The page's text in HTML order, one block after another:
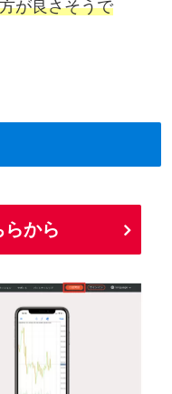
が良さそうで
らから